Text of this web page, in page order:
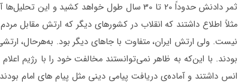
ثمر دادنش حدوداً 20 تا 30 سال طول خواهد کشید و
مثلاً اطلاع داشتند که انقلاب در کشورهای دیگر که ارتش مقابل
نیست. ولی ارتش ایران، متفاوت با جاهای دیگر بود. به‌هرحال،
بودند. با این‌که به ظاهر نمی‌توانستند مخالفت خود را با رژیم
انس داشتند و آماده‌ی دریافت پیامی دینی مثل پیام های امام